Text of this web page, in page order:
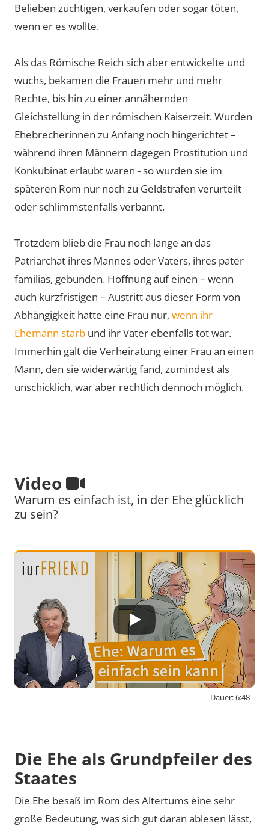
Belieben züchtigen, verkaufen oder sogar töten,
wenn er es wollte.
Als das Römische Reich sich aber entwickelte und
wuchs, bekamen die Frauen mehr und mehr
Rechte, bis hin zu einer annähernden
Gleichstellung in der römischen Kaiserzeit. Wurden
Ehebrecherinnen zu Anfang noch hingerichtet –
während ihren Männern dagegen Prostitution und
Konkubinat erlaubt waren - so wurden sie im
späteren Rom nur noch zu Geldstrafen verurteilt
oder schlimmstenfalls verbannt.
Trotzdem blieb die Frau noch lange an das
Patriarchat ihres Mannes oder Vaters, ihres pater
familias, gebunden. Hoffnung auf einen – wenn
auch kurzfristigen – Austritt aus dieser Form von
Abhängigkeit hatte eine Frau nur, wenn ihr
Ehemann starb und ihr Vater ebenfalls tot war.
Immerhin galt die Verheiratung einer Frau an einen
Mann, den sie widerwärtig fand, zumindest als
unschicklich, war aber rechtlich dennoch möglich.
Video laden
Dauer: 6:48
Video
Warum es einfach ist, in der Ehe glücklich
zu sein?
Die Ehe als Grundpfeiler des
Staates
Die Ehe besaß im Rom des Altertums eine sehr
große Bedeutung, was sich gut daran ablesen lässt,